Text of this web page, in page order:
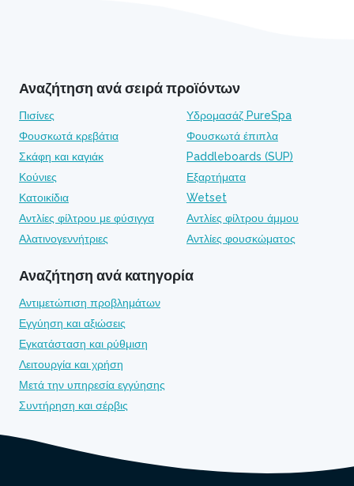
Αναζήτηση ανά σειρά προϊόντων
Πισίνες
Υδρομασάζ PureSpa
Φουσκωτά κρεβάτια
Φουσκωτά έπιπλα
Σκάφη και καγιάκ
Paddleboards (SUP)
Κούνιες
Εξαρτήματα
Κατοικίδια
Wetset
Αντλίες φίλτρου με φύσιγγα
Αντλίες φίλτρου άμμου
Αλατινογεννήτριες
Αντλίες φουσκώματος
Αναζήτηση ανά κατηγορία
Αντιμετώπιση προβλημάτων
Εγγύηση και αξιώσεις
Εγκατάσταση και ρύθμιση
Λειτουργία και χρήση
Μετά την υπηρεσία εγγύησης
Συντήρηση και σέρβις